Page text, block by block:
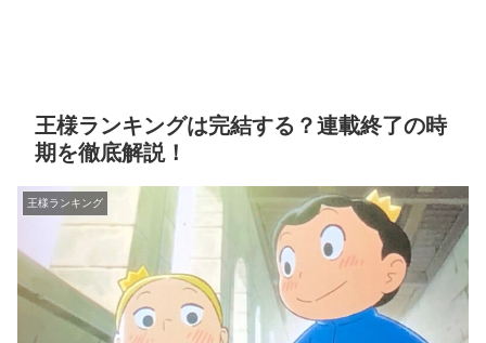
王様ランキングは完結する？連載終了の時
期を徹底解説！
王様ランキング